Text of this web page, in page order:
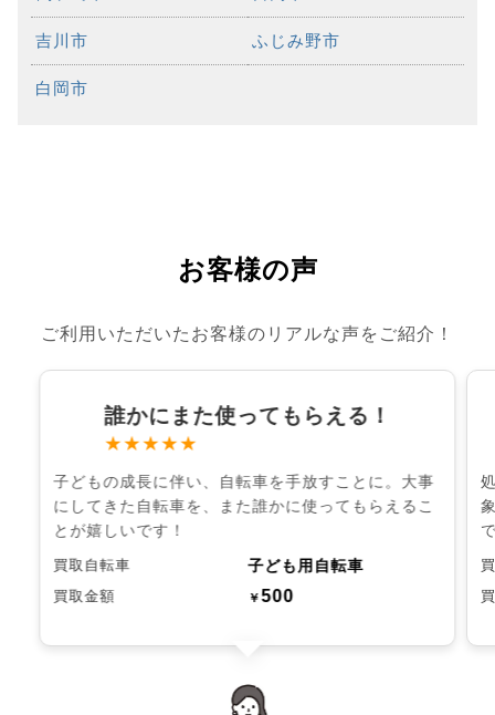
吉川市 ふじみ野市
白岡市
お客様の声
ご利用いただいたお客様のリアルな声をご紹介！
誰かにまた使ってもらえる！
★★★★★
子どもの成長に伴い、自転車を手放すことに。大事
にしてきた自転車を、また誰かに使ってもらえるこ
とが嬉しいです！
買取自転車 子ども用自転車
買取金額 ￥500